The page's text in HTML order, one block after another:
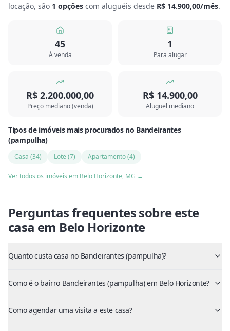
locação, são 1 opções com aluguéis desde R$ 14.900,00/mês.
45
À venda
1
Para alugar
R$ 2.200.000,00
Preço mediano (venda)
R$ 14.900,00
Aluguel mediano
Tipos de imóveis mais procurados no Bandeirantes
(pampulha)
Casa (34) Lote (7) Apartamento(4)
Ver todos os imóveis em Belo Horizonte, MG →
Perguntas frequentes sobre este
casa em Belo Horizonte
Quanto custa casa no Bandeirantes (pampulha)?
Como é o bairro Bandeirantes (pampulha) em Belo Horizonte?
Como agendar uma visita a este casa?